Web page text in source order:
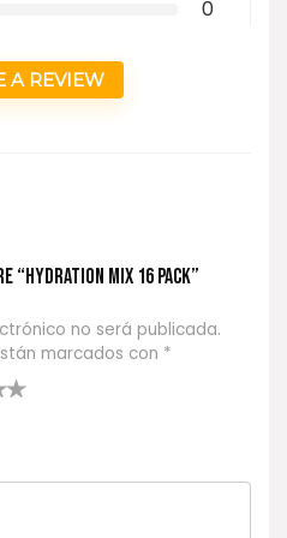
0
A REVIEW
MIX 16 PACK”
no será publicada.
marcados con *